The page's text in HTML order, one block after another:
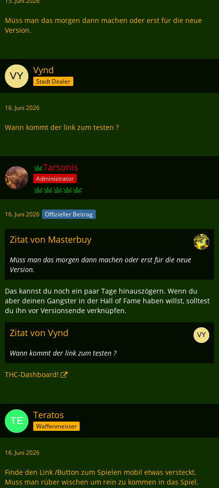
Müss man das morgen dann machen oder erst für die neue
Version.
Vynd
Stadt Dealer
16. Juni 2026
Wann kommt der link zum testen ?
Tarsonis
Administrator
16. Juni 2026 Offizieller Beitrag
Zitat von Masterbuy
Müss man das morgen dann machen oder erst für die neue
Version.
Das kannst du noch ein paar Tage hinauszögern. Wenn du
aber deinen Gangster in der Hall of Fame haben willst, solltest
du ihn vor Versionsende verknüpfen.
Zitat von Vynd
Wann kommt der link zum testen ?
THC-Dashboard!
Teratos
Waffenmeister
16. Juni 2026
Finde den Link /Button zum Spielen mobil etwas versteckt.
Muss man rüber wischen um rein zu kommen in das Spiel.